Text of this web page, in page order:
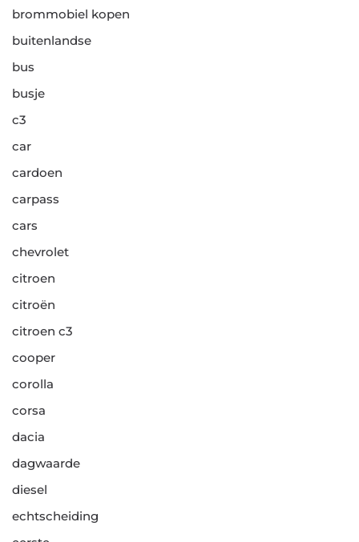
brommobiel kopen
buitenlandse
bus
busje
c3
car
cardoen
carpass
cars
chevrolet
citroen
citroën
citroen c3
cooper
corolla
corsa
dacia
dagwaarde
diesel
echtscheiding